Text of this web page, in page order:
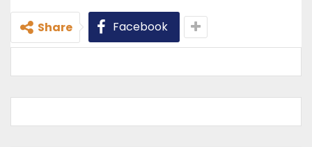
Share Facebook